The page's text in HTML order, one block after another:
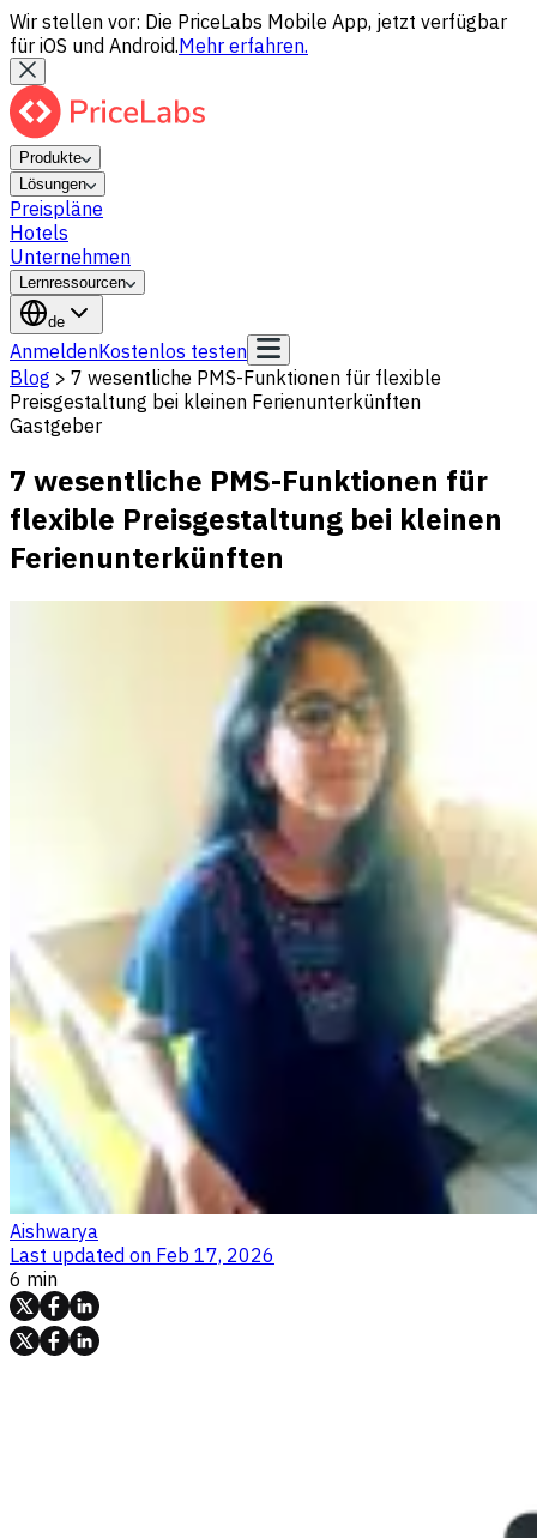
Wir stellen vor: Die PriceLabs Mobile App, jetzt verfügbar
für iOS und Android.Mehr erfahren.
Produkte
Lösungen
Preispläne
Hotels
Unternehmen
Lernressourcen
de
AnmeldenKostenlos testen
Blog > 7 wesentliche PMS-Funktionen für flexible
Preisgestaltung bei kleinen Ferienunterkünften
Gastgeber
7 wesentliche PMS-Funktionen für
flexible Preisgestaltung bei kleinen
Ferienunterkünften
Aishwarya
Last updated on Feb 17, 2026
6 min